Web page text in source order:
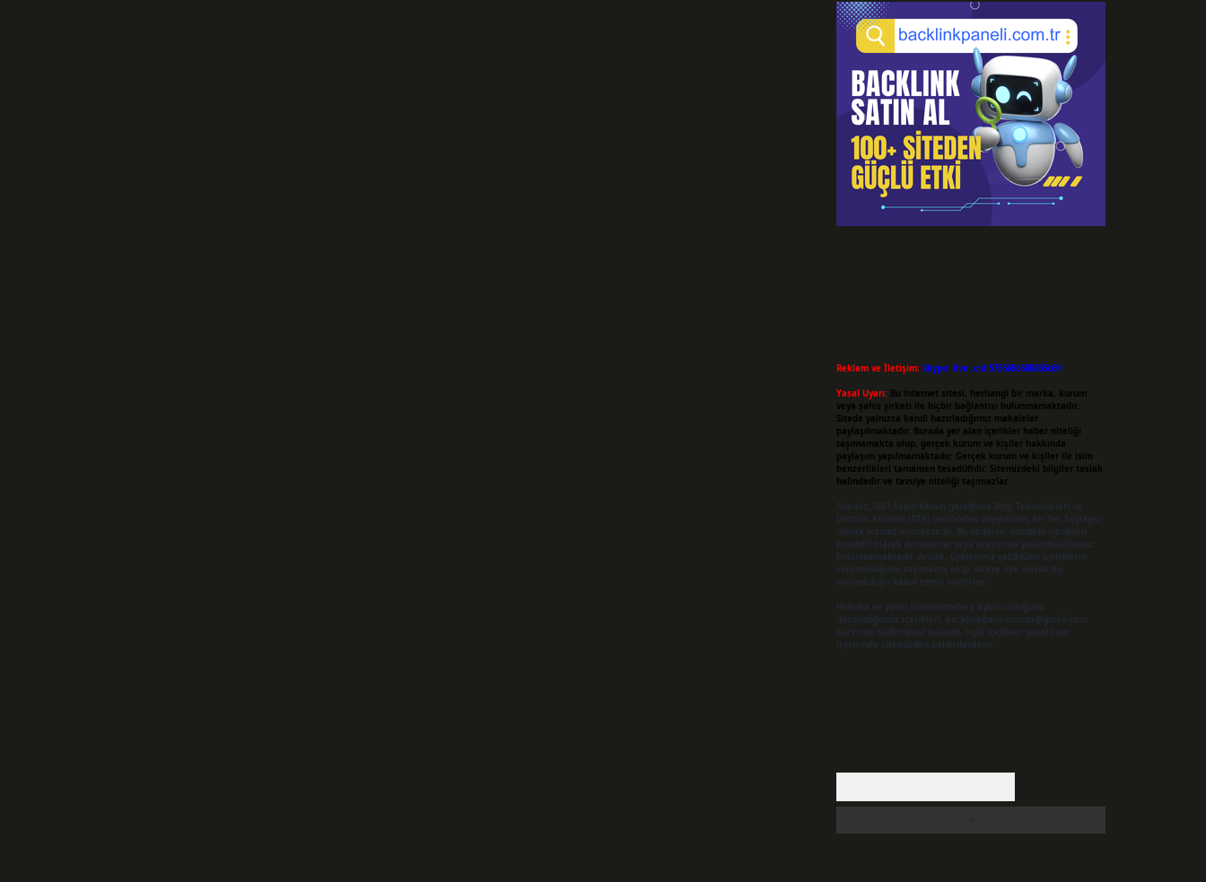
Reklam ve İletişim: Skype: live:.cid.575569c608265c69
Yasal Uyarı: Bu internet sitesi, herhangi bir marka, kurum
veya şahıs şirketi ile hiçbir bağlantısı bulunmamaktadır.
Sitede yalnızca kendi hazırladığımız makaleler
paylaşılmaktadır. Burada yer alan içerikler haber niteliği
taşımamakta olup, gerçek kurum ve kişiler hakkında
paylaşım yapılmamaktadır. Gerçek kurum ve kişiler ile isim
benzerlikleri tamamen tesadüfidir. Sitemizdeki bilgiler taslak
halindedir ve tavsiye niteliği taşımazlar.
Sitemiz, 5651 Sayılı Kanun gereğince Bilgi Teknolojileri ve
İletişim Kurumu (BTK) tarafından onaylanmış bir Yer Sağlayıcı
olarak hizmet vermektedir. Bu nedenle, sitedeki içerikleri
proaktif olarak denetleme veya araştırma yükümlülüğümüz
bulunmamaktadır. Ancak, üyelerimiz yazdıkları içeriklerin
sorumluluğunu taşımakta olup, siteye üye olarak bu
sorumluluğu kabul etmiş sayılırlar.
Hukuka ve yasal düzenlemelere aykırı olduğunu
düşündüğünüz içerikleri,
backlinkpanelicomtr@gmail.com
adresine bildirmeniz halinde, ilgili içerikler yasal süre
içerisinde sitemizden kaldırılacaktır.